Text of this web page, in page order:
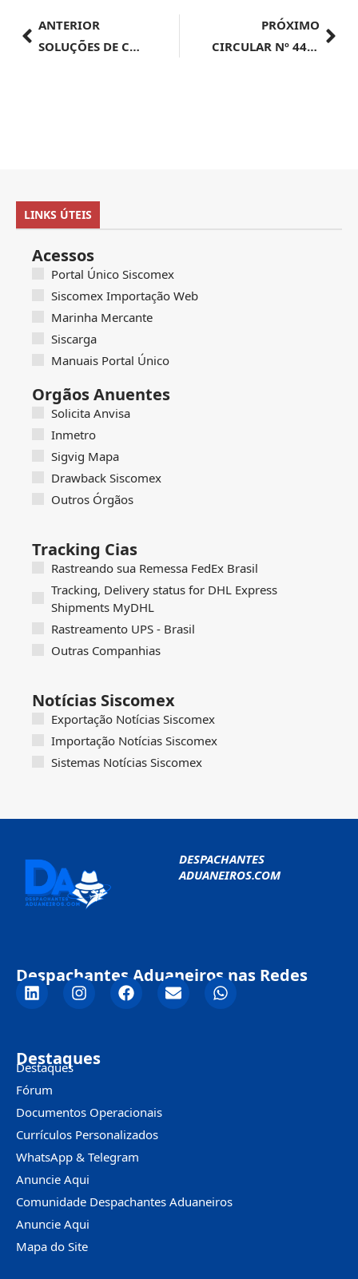
ANTERIOR
SOLUÇÕES DE CONSULTA
PRÓXIMO
CIRCULAR Nº 44, DE 26 DE AGOSTO DE 2024
LINKS ÚTEIS
Acessos
Portal Único Siscomex
Siscomex Importação Web
Marinha Mercante
Siscarga
Manuais Portal Único
Orgãos Anuentes
Solicita Anvisa
Inmetro
Sigvig Mapa
Drawback Siscomex
Outros Órgãos
Tracking Cias
Rastreando sua Remessa FedEx Brasil
Tracking, Delivery status for DHL Express
Shipments MyDHL
Rastreamento UPS - Brasil
Outras Companhias
Notícias Siscomex
Exportação Notícias Siscomex
Importação Notícias Siscomex
Sistemas Notícias Siscomex
DESPACHANTES
ADUANEIROS.COM
Despachantes Aduaneiros nas Redes
Destaques
Destaques
Fórum
Documentos Operacionais
Currículos Personalizados
WhatsApp & Telegram
Anuncie Aqui
Comunidade Despachantes Aduaneiros
Anuncie Aqui
Mapa do Site